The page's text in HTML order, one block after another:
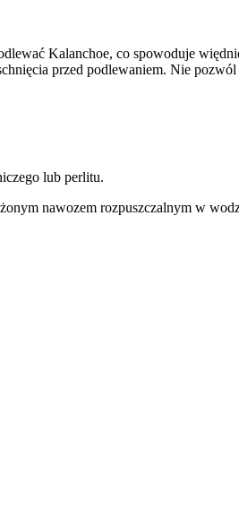
Kalanchoe, co spowoduje
przed podlewaniem. Nie
lub perlitu.
nawozem rozpuszczalnym w